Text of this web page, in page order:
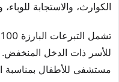
الكوارث، والاستجابة
مستشفى للأطفال بمناسبة